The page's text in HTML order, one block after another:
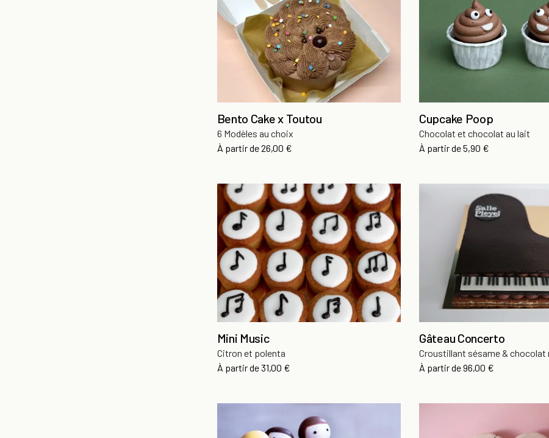
Bento Cake x Toutou
6 Modèles au choix
À partir dePrix
26,00 €
Cupcake Poop
Chocolat et chocolat au lait
À partir dePrix
5,90 €
Mini Music
Citron et polenta
À partir dePrix
31,00 €
Gâteau Concerto
Croustillant sésame & chocolat
À partir dePrix
96,00 €